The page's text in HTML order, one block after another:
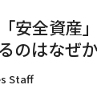
安全資産
のはなぜか
Staff